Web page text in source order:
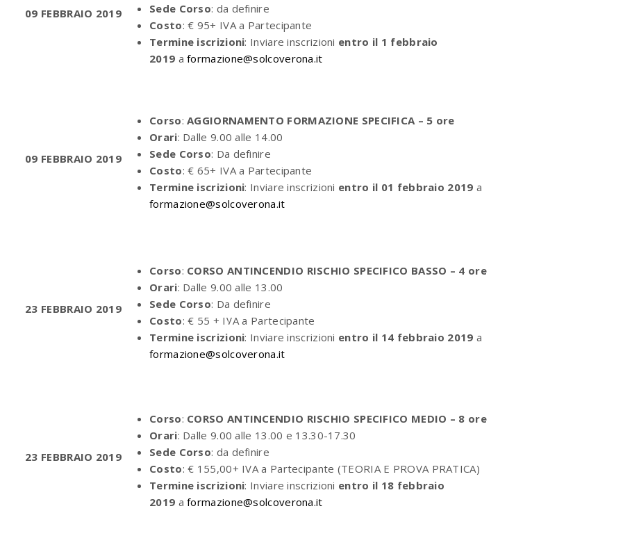
09 FEBBRAIO 2019
Sede Corso: da definire
Costo: € 95+ IVA a Partecipante
Termine iscrizioni: Inviare inscrizioni entro il 1 febbraio
2019 aformazione@solcoverona.it
09 FEBBRAIO 2019
Corso:AGGIORNAMENTO FORMAZIONE SPECIFICA – 5 ore
Orari: Dalle 9.00 alle 14.00
Sede Corso: Da definire
Costo: € 65+ IVA a Partecipante
Termine iscrizioni: Inviare inscrizioni entro il 01 febbraio 2019 a
formazione@solcoverona.it
23 FEBBRAIO 2019
Corso: CORSO ANTINCENDIO RISCHIO SPECIFICO BASSO – 4 ore
Orari: Dalle 9.00 alle 13.00
Sede Corso: Da definire
Costo: € 55 + IVA a Partecipante
Termine iscrizioni: Inviare inscrizioni entro il 14 febbraio 2019 a
formazione@solcoverona.it
23 FEBBRAIO 2019
Corso: CORSO ANTINCENDIO RISCHIO SPECIFICO MEDIO – 8 ore
Orari: Dalle 9.00 alle 13.00 e 13.30-17.30
Sede Corso: da definire
Costo: € 155,00+ IVA a Partecipante (TEORIA E PROVA PRATICA)
Termine iscrizioni: Inviare inscrizioni entro il 18 febbraio
2019 aformazione@solcoverona.it